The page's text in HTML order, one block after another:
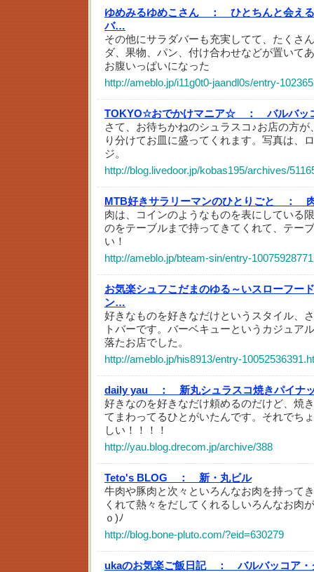
ゆめみるゆめこさん ：
ひとちんと会え
バ…
その他にサラダバーも充実してて、たくさ
ダ、果物、パン、付け合わせなどが置いて
お腹いっぱいになった
http://ameblo.jp/i11g0t0-jaandl0s/entry-
TOKYO☆おでかけマニア☆ ：
バルバッ
さて、お待ちかねのシュラスコ♪お店の方
り分けてお皿に盛ってくれます。写真は、
ジ。
http://blog.livedoor.jp/kobas195/archives/
MTB好きサラリーマンのひとりごと ：
肉は、コインのようなものを表にしている
のをテーブルまで持ってきてくれて、テー
い！
http://ameblo.jp/bteam-sin/entry-
お気楽シュフこだまのゆる～いスローフー
ン…
好きなものを好きなだけというスタイル、
トバーです。バーベキューというカジュア
落たお店でした。
http://ameblo.jp/his8913/entry-
daily yau ：
新丸シュラスコ焼きパイナ
好きなのを好きなだけ頼めるのだけど、焼
てまわってるひとがいたんです。それでち
しい！！！！
http://yau.blog.drecom.jp/archive/388
Teto's BLOG ：
新・丸ビル
牛肉や豚肉と次々といろんなお肉を持って
くれて熱々をだしてくれるしいろんなお肉
ｏ)ﾉ
http://blog.bone-pluto.com/?eid=630279
ukaのお気楽ご飯日記 ：
バルバッコア